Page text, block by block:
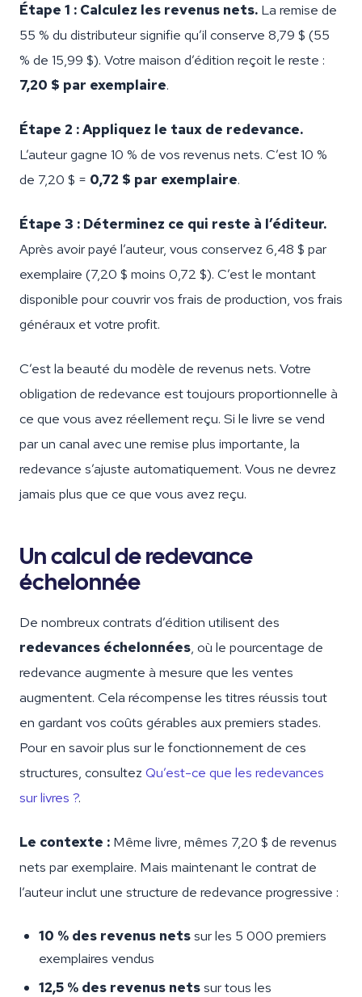
Étape 1 : Calculez les revenus nets. La remise de
55 % du distributeur signifie qu’il conserve 8,79 $ (55
% de 15,99 $). Votre maison d’édition reçoit le reste :
7,20 $ par exemplaire.
Étape 2 : Appliquez le taux de redevance.
L’auteur gagne 10 % de vos revenus nets. C’est 10 %
de 7,20 $ = 0,72 $ par exemplaire.
Étape 3 : Déterminez ce qui reste à l’éditeur.
Après avoir payé l’auteur, vous conservez 6,48 $ par
exemplaire (7,20 $ moins 0,72 $). C’est le montant
disponible pour couvrir vos frais de production, vos frais
généraux et votre profit.
C’est la beauté du modèle de revenus nets. Votre
obligation de redevance est toujours proportionnelle à
ce que vous avez réellement reçu. Si le livre se vend
par un canal avec une remise plus importante, la
redevance s’ajuste automatiquement. Vous ne devrez
jamais plus que ce que vous avez reçu.
Un calcul de redevance
échelonnée
De nombreux contrats d’édition utilisent des
redevances échelonnées, où le pourcentage de
redevance augmente à mesure que les ventes
augmentent. Cela récompense les titres réussis tout
en gardant vos coûts gérables aux premiers stades.
Pour en savoir plus sur le fonctionnement de ces
structures, consultez Qu’est-ce que les redevances
sur livres ?.
Le contexte : Même livre, mêmes 7,20 $ de revenus
nets par exemplaire. Mais maintenant le contrat de
l’auteur inclut une structure de redevance progressive :
10 % des revenus netssur les 5 000 premiers
exemplaires vendus
12,5 % des revenus netssur tous les